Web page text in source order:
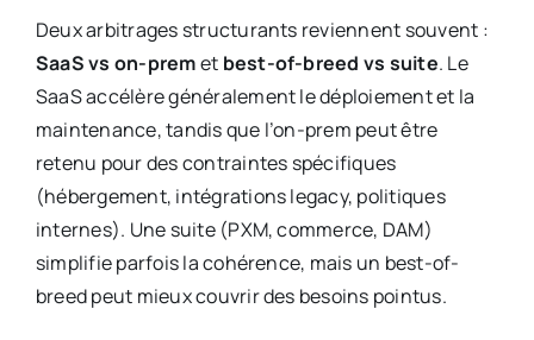
Deux arbitrages structurants reviennent souvent :
SaaS vs on-premet best-of-breed vs suite. Le
SaaS accélère généralement le déploiement et la
maintenance, tandis que l’on-prem peut être
retenu pour des contraintes spécifiques
(hébergement, intégrations legacy, politiques
internes). Une suite (PXM, commerce, DAM)
simplifie parfois la cohérence, mais un best-of-
breed peut mieux couvrir des besoins pointus.